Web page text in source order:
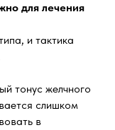
для лечения
и тактика
тонус желчного
слишком
в